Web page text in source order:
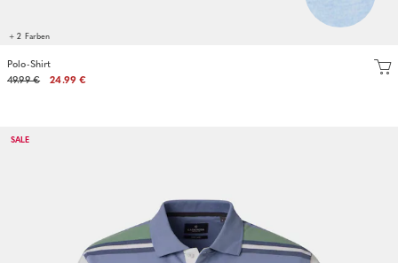
+ 2 Farben
Polo-Shirt
49.99 €
24.99 €
SALE